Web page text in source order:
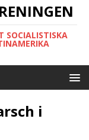
SOCIALISTISKA
i